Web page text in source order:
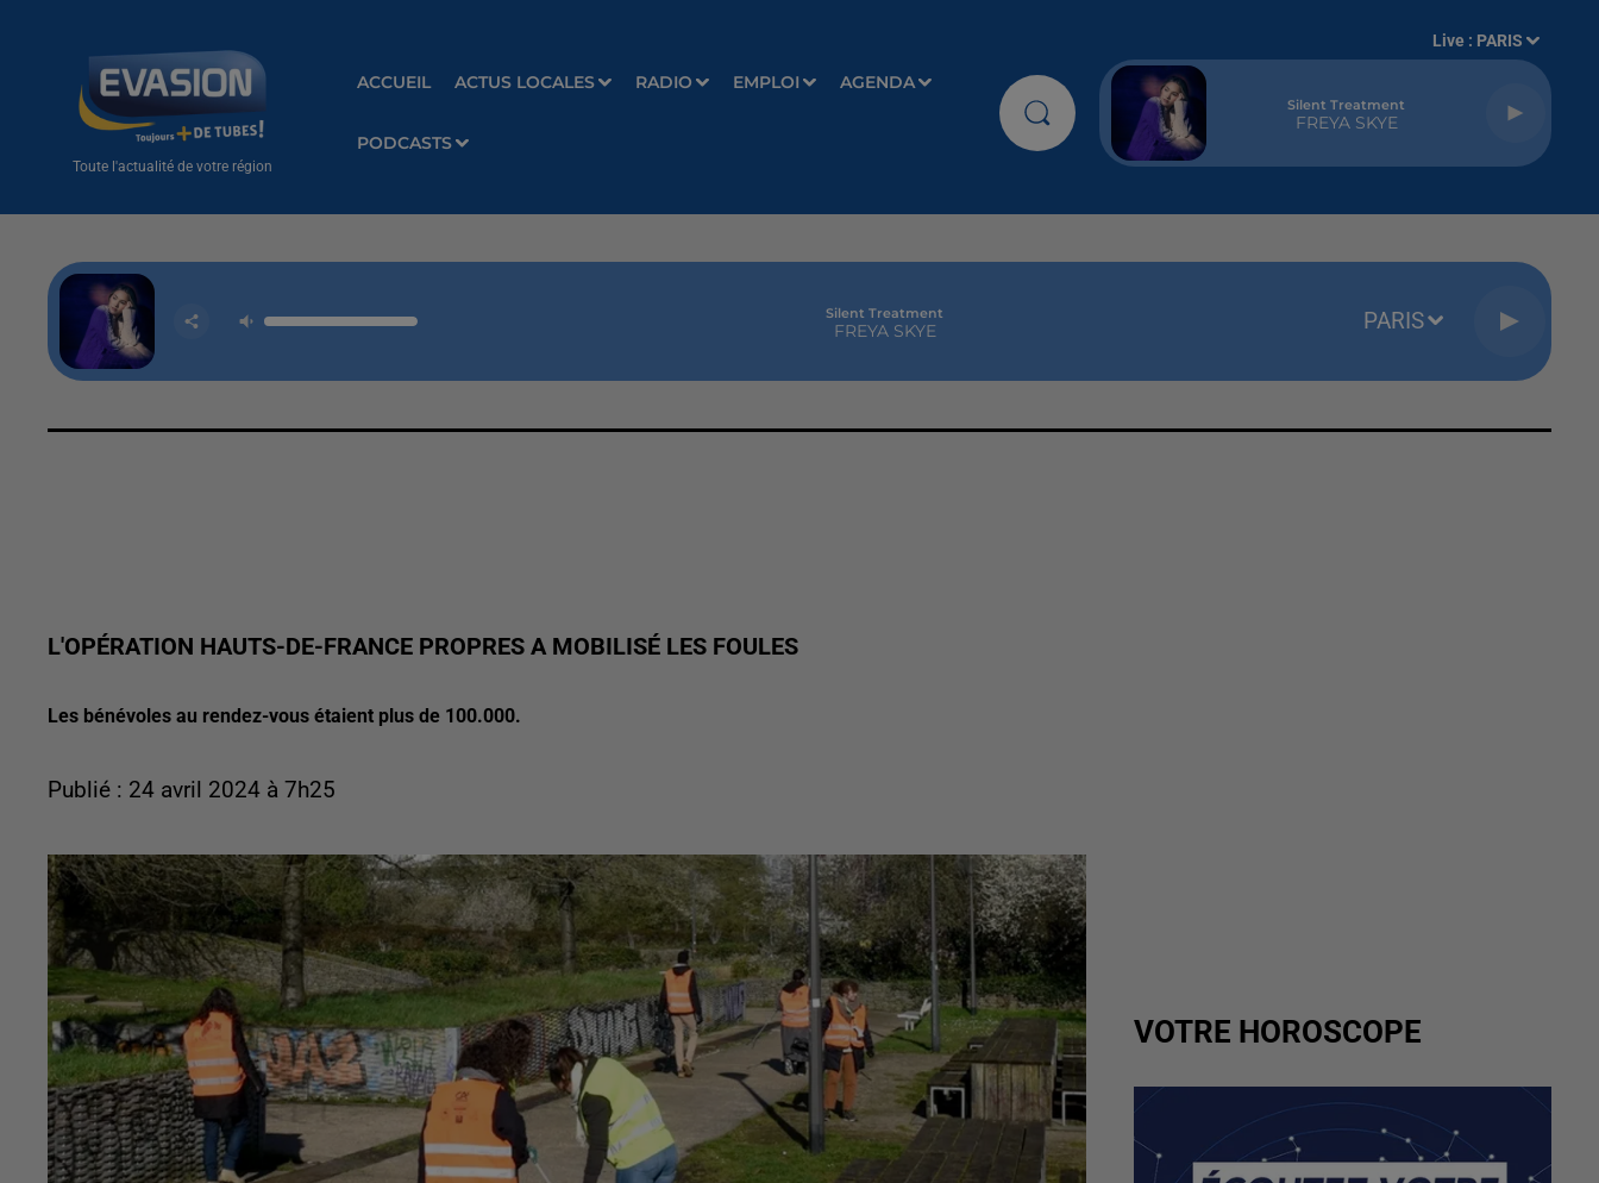
Toute l'actualité de votre région
ACCUEIL ACTUS LOCALES RADIO EMPLOI AGENDA
PODCASTS
Live : PARIS
Silent Treatment
FREYA SKYE
Silent Treatment
FREYA SKYE PARIS
L'OPÉRATION HAUTS-DE-FRANCE PROPRES A MOBILISÉ LES FOULES
Les bénévoles au rendez-vous étaient plus de 100.000.
Publié : 24 avril 2024 à 7h25
VOTRE HOROSCOPE